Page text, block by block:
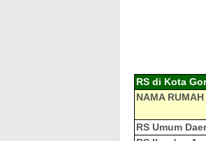
RS di Kota
NAMA
RS Umum